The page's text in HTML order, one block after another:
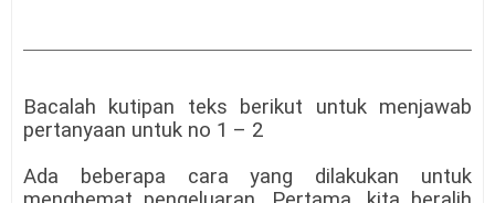
Bacalah kutipan teks berikut untuk menjawab
pertanyaan untuk no 1 – 2
Ada beberapa cara yang dilakukan untuk